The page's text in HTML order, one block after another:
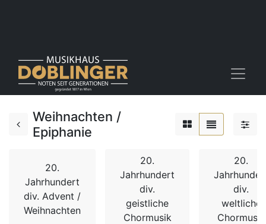
Weihnachten /
Epiphanie
20.
Jahrhundert
div. Advent /
Weihnachten
20.
Jahrhundert
div.
geistliche
Chormusik
20.
div.
weltliche
Chormusik